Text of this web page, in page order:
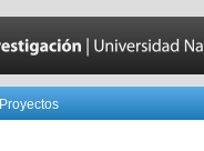
Proyectos